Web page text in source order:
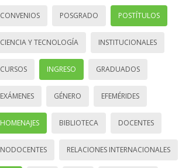
CONVENIOS POSGRADO POSTÍTULOS
CIENCIA Y TECNOLOGÍA INSTITUCIONALES
CURSOS INGRESO GRADUADOS
EXÁMENES GÉNERO EFEMÉRIDES
HOMENAJES BIBLIOTECA DOCENTES
NODOCENTES RELACIONES INTERNACIONALES